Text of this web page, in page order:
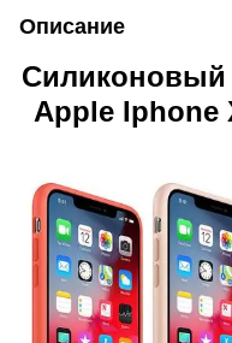
Описание
Силиконовый
Apple Iphone